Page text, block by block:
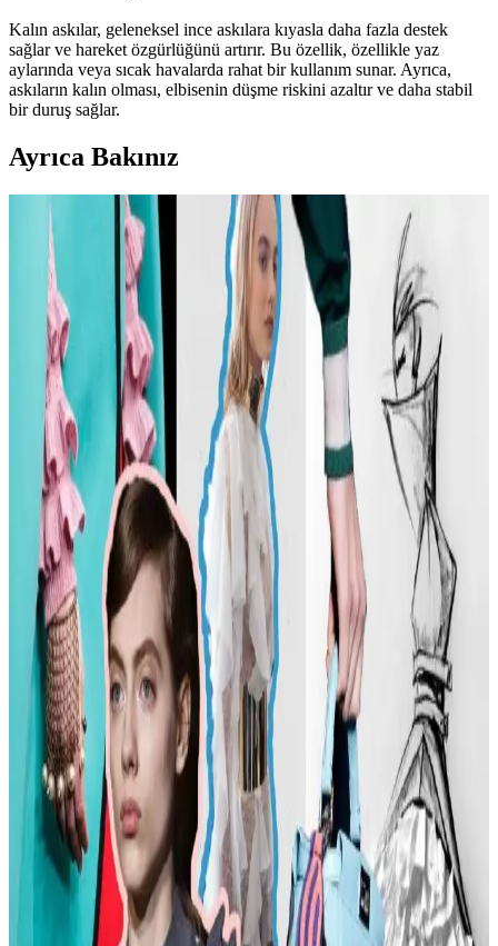
Kalın askılar, geleneksel ince askılara kıyasla daha fazla destek
sağlar ve hareket özgürlüğünü artırır. Bu özellik, özellikle yaz
aylarında veya sıcak havalarda rahat bir kullanım sunar. Ayrıca,
askıların kalın olması, elbisenin düşme riskini azaltır ve daha stabil
bir duruş sağlar.
Ayrıca Bakınız
Carolyn Bessette Kennedy Stili ve 90'lar
Minimalizminin Günümüzdeki Yansımaları
Carolyn Bessette Kennedy'nin 90'lar minimalizmini yansıtan stili,
fiziksel özelliklere dayalı popülerliği ve aşırı yüceltilmesiyle
tartışılıyor. Günümüzde moda daha fazla bireysellik ve çeşitlilik
arıyor.
Günlük Moda Soruları ve Stil Önerileri: Vücut
Tipine Uygun Kombinasyonlar ve Ayakkabı Seçimi
Moda ve stil, kişisel tercihlere göre şekillenir. Vücut tipine uygun
kıyafet seçimi, günlük kombin önerileri ve rahat ayakkabı
markalarıyla şıklığı yakalayın. İkinci el lüks ürün alımında dikkat
edilmesi gerekenler burada.
Kadın Modasında Beden Tipi, Sürdürülebilirlik ve
Mevsime Uygun Stil Önerileri
Kadın modasında beden tipine uygun kıyafet seçimi, sürdürülebilir
markalar ve mevsimsel kombin önerileri ele alınmaktadır. Estetik ve
konforu birleştiren pratik stil yaklaşımları sunulmaktadır.
Kadın Moda Tavsiyeleri: Günlük Stil Önerileri,
Vücut Şekline Uygun Giysiler ve Kombin İpuçları
Kadın modasında renk uyumu, vücut şekline uygun giysiler, rahat
ayakkabılar ve aksesuar seçimi gibi konularda pratik öneriler
sunulmaktadır. Stil ikonlarından ilham alınarak sürdürülebilir moda
tercihleri vurgulanıyor.
Kemer Tokalarının Moda ve Kültürel Anlamları:
Şehir ve Kırsal Alanlarda Algı Farkları